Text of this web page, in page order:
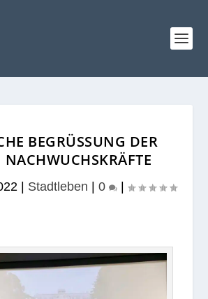
BEGRÜSSUNG DER N
Stadtleben 0